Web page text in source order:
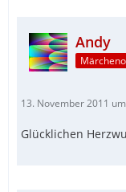
Andy
13. November 2011
Glücklichen